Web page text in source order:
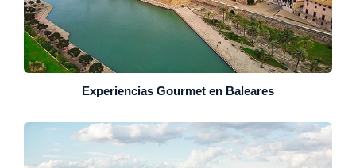
Experiencias Gourmet en Baleares